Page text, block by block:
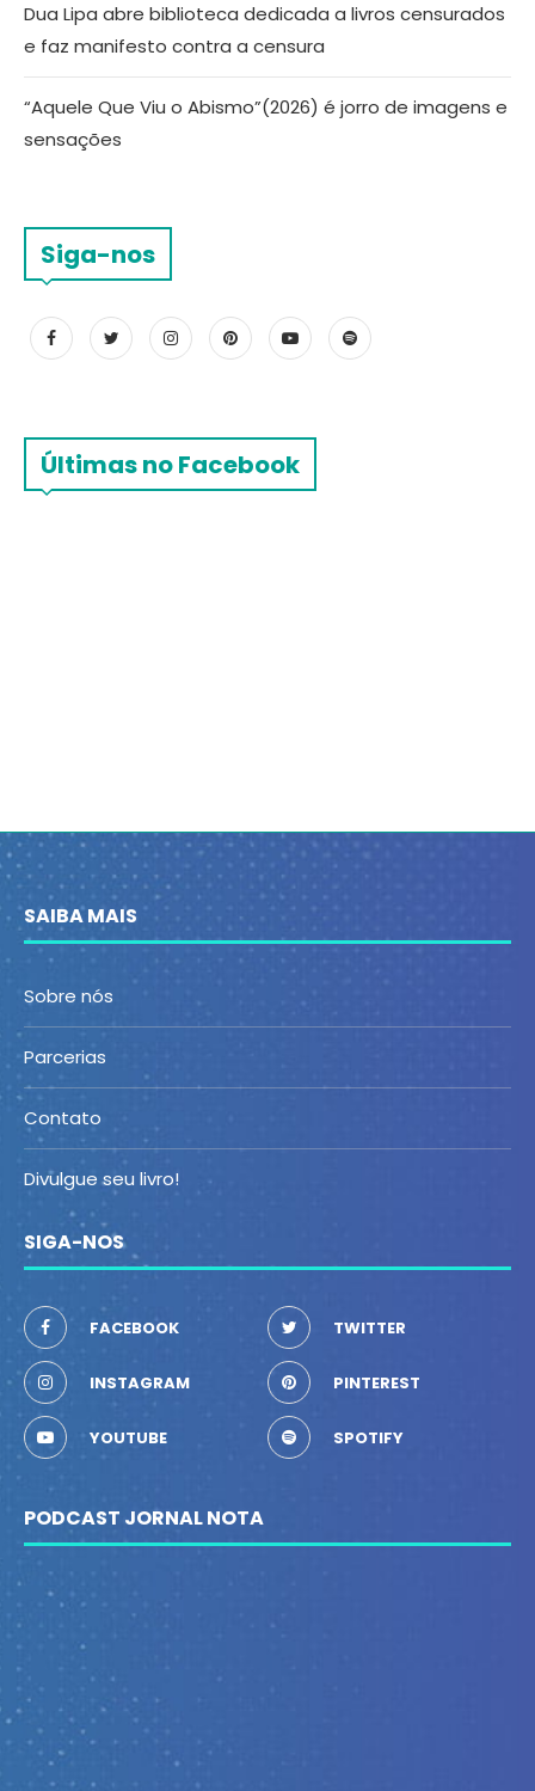
Dua Lipa abre biblioteca dedicada a livros censurados
e faz manifesto contra a censura
“Aquele Que Viu o Abismo”(2026) é jorro de imagens e
sensações
Siga-nos
Últimas no Facebook
SAIBA MAIS
Sobre nós
Parcerias
Contato
Divulgue seu livro!
SIGA-NOS
FACEBOOK TWITTER
INSTAGRAM PINTEREST
YOUTUBE SPOTIFY
PODCAST JORNAL NOTA